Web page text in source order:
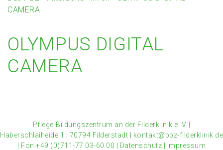
CAMERA
OLYMPUS DIGITAL
CAMERA
Pflege-Bildungszentrum an der Filderklinik e. V.
Haberschlaiheide 1
70794 Filderstadt
kontakt@pbz-filderklinik.de
Fon +49 (0)711-77 03-60 00 Datenschutz Impressum